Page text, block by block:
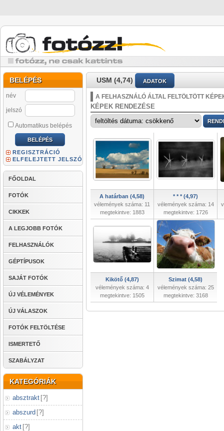
BELÉPÉS
név
jelszó
Automatikus belépés
REGISZTRÁCIÓ
ELFELEJTETT JELSZÓ
FŐOLDAL
FOTÓK
CIKKEK
A LEGJOBB FOTÓK
FELHASZNÁLÓK
GÉPTÍPUSOK
SAJÁT FOTÓK
ÚJ VÉLEMÉNYEK
ÚJ VÁLASZOK
FOTÓK FELTÖLTÉSE
ISMERTETŐ
SZABÁLYZAT
KATEGÓRIÁK
absztrakt [?]
abszurd [?]
akt [?]
USM (4,74) ADATOK
A FELHASZNÁLÓ ÁLTAL FELTÖLTÖTT
KÉPEK RENDEZÉSE
A határban (4,58)
vélemények száma: 11
megtekintve: 1883
* * * (4,97)
vélemények száma: 14
megtekintve: 1726
Kikötő (4,87)
vélemények száma: 4
megtekintve: 1505
Szimat (4,58)
vélemények száma: 25
megtekintve: 3168